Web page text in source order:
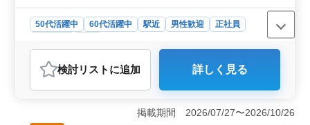
50代活躍中 60代活躍中 駅近 男性歓迎
正社員
おすすめポイント
＜経験を活かす環境＞ この求人は精神科の経験豊富な
医師を求めており、経験10年以上の専門知識を活かすこ
とができます。経験を生かし、質の高い医療サービスを
提供していただきます。 ＜勤務条件の柔軟性＞ 週
検討リスト に追加 詳しく見る
掲載期間 2026/07/27〜2026/10/26